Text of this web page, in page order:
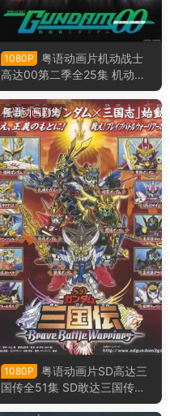
1080P
粤语动画片机动战士
高达00第二季全25集 机动战
士高达00 2nd粤语版
粤语动画剧集
1080P
粤语动画片SD高达三
国传全51集 SD敢达三国传粤
语版